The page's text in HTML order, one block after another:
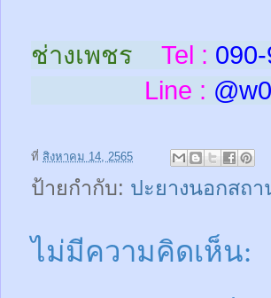
ช่างเพชร Tel :
Line : @w
ที่ สิงหาคม 14, 2565
ป้ายกำกับ: ปะยางนอกสถา
ไม่มีความคิดเห็น: